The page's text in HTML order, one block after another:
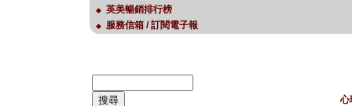
◆ 英美暢銷排行榜
◆ 服務信箱 / 訂閱電子報
心